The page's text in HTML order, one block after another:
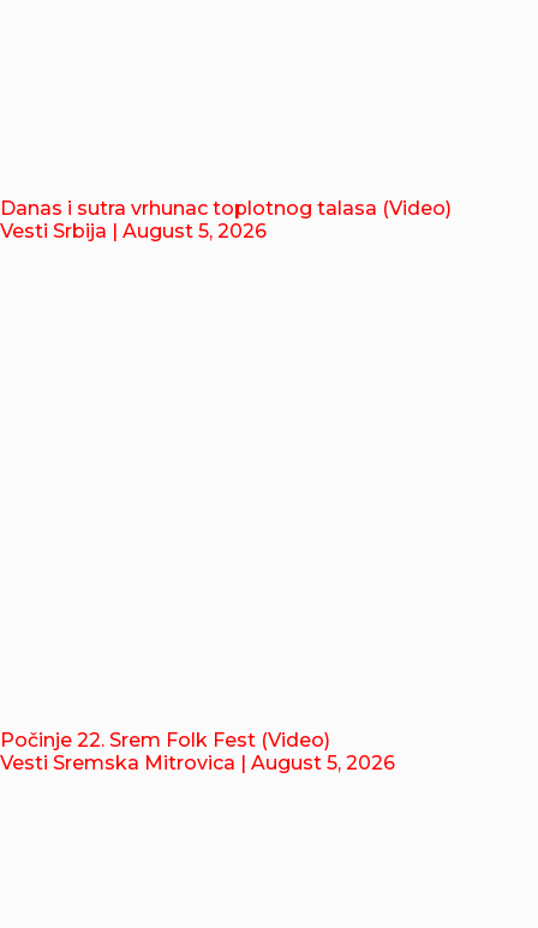
Danas i sutra vrhunac toplotnog talasa (Video)
Vesti Srbija | August 5, 2026
Počinje 22. Srem Folk Fest (Video)
Vesti Sremska Mitrovica | August 5, 2026